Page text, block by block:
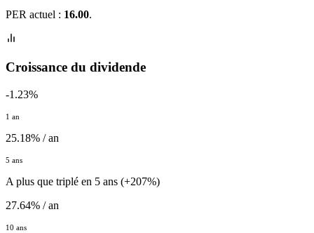
PER actuel : 16.00.
Croissance du dividende
-1.23%
1 an
25.18% / an
5 ans
A plus que triplé en 5 ans (+207%)
27.64% / an
10 ans